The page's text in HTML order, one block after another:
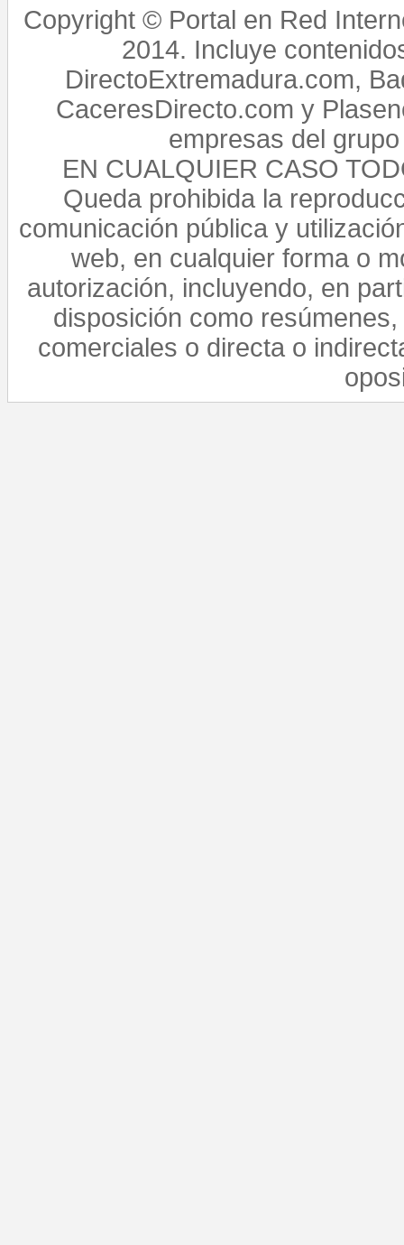
Copyright © Portal en Red
2014. Incluye
DirectoExtremadura.com,
CaceresDirecto.com y
empresas del
EN CUALQUIER CASO
Queda prohibida la
comunicación pública y
web, en cualquier forma o
autorización, incluyendo, en
disposición como
comerciales o directa o